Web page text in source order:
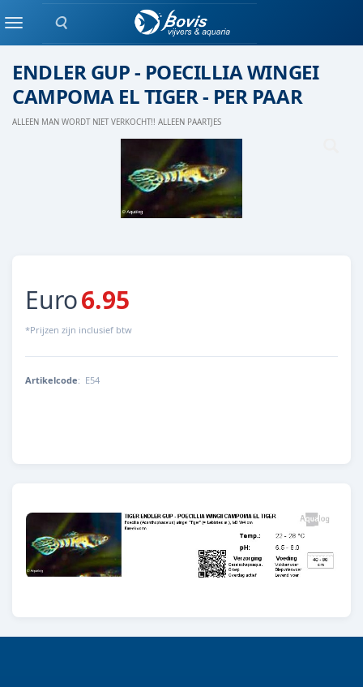
Zoeken
MenuEenlingen / Paren vis
ENDLER GUP - POECILLIA WINGEI
CAMPOMA EL TIGER - PER PAAR
ALLEEN MAN WORDT NIET VERKOCHT!! ALLEEN PAARTJES
Euro6.95
*Prijzen zijn inclusief btw
Artikelcode: E54